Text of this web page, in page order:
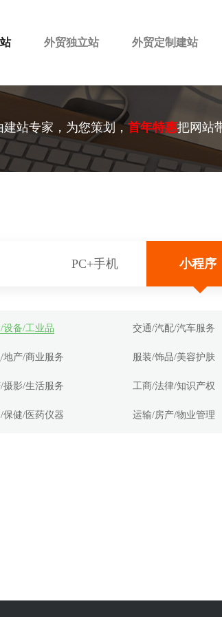
外贸独立站 外贸定制建站
站专家，为您策划，首年特惠把网站
PC+手机 小程序
设备/工业品 交通/汽配/汽车服务
地产/商业服务 服装/饰品/美容护肤
摄影/生活服务 工商/法律/知识产权
/保健/医药仪器 运输/房产/物业管理